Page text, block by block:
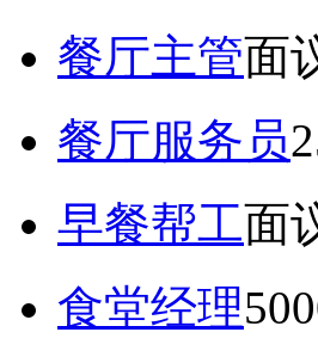
餐厅主管面
餐厅服务员
早餐帮工面
食堂经理